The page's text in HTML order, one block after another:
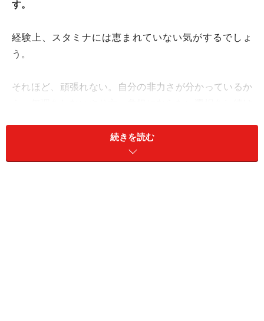
す。
経験上、スタミナには恵まれていない気がするでしょ
う。
それほど、頑張れない。自分の非力さが分かっているか
続きを読む